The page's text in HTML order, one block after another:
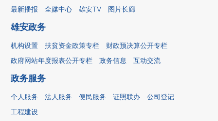
最新播报 全媒中心 雄安TV 图片长廊
雄安政务
机构设置 扶贫资金政策专栏
财政预决算公开专栏
政府网站年度报表公开专栏
政务信息 互动交流
政务服务
个人服务 法人服务 便民服务 证照联办
公司登记
工程建设